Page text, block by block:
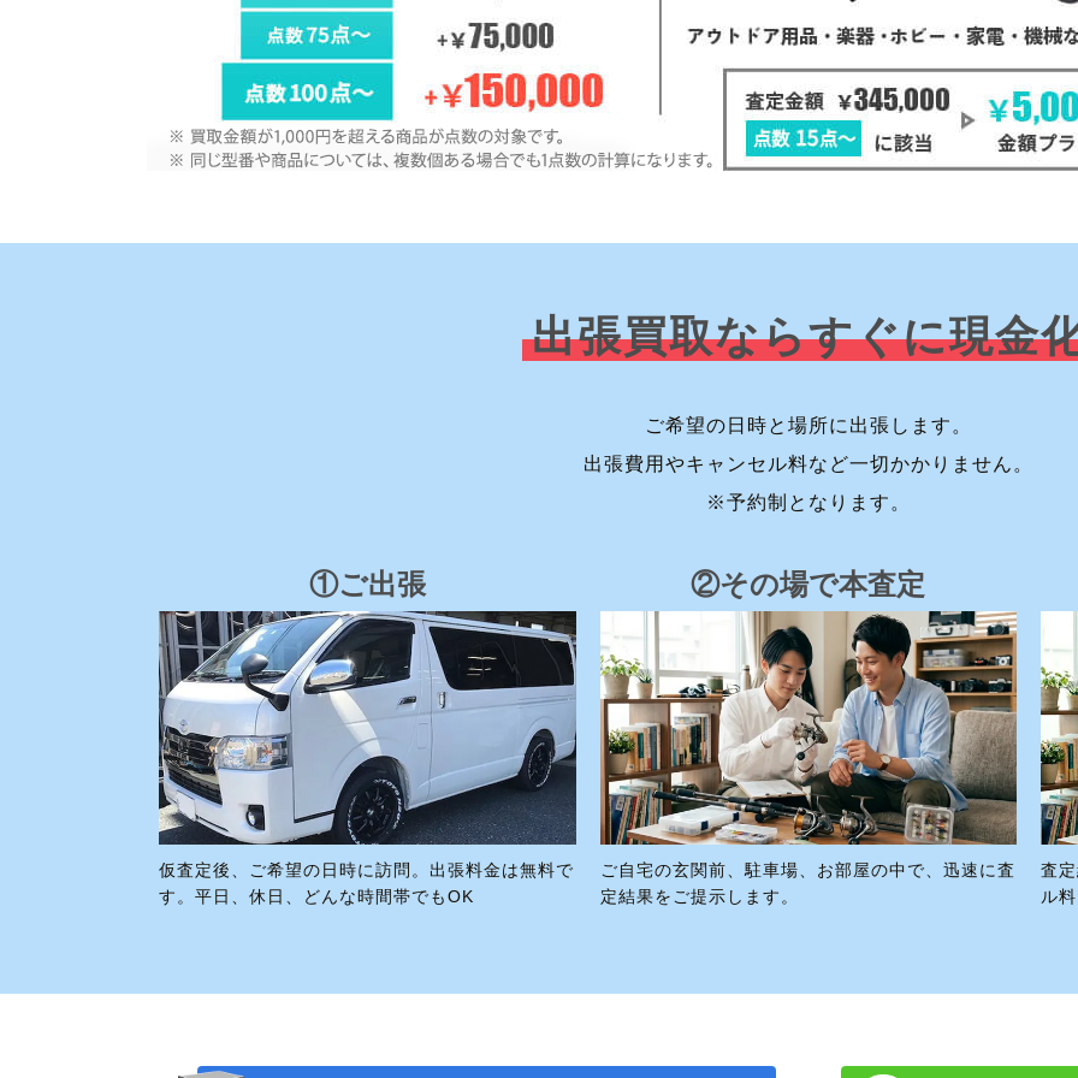
出張買取ならすぐに現金
ご希望の日時と場所に出張します。
出張費用やキャンセル料など一切かかりません。
※予約制となります。
①ご出張
仮査定後、ご希望の日時に訪問。出張料金は無料で
す。平日、休日、どんな時間帯でもOK
②その場で本査定
ご自宅の玄関前、駐車場、お部屋の中で、迅速に査
定結果をご提示します。
査
ル